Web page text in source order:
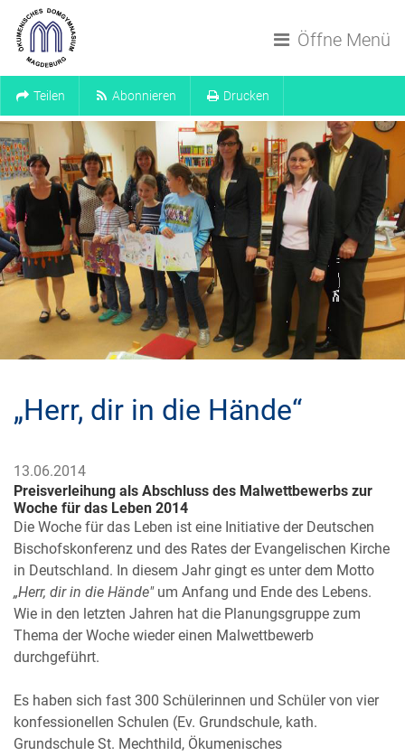
Öffne Menü
Teilen Abonnieren Drucken
„Herr, dir in die Hände“
13.06.2014
Preisverleihung als Abschluss des Malwettbewerbs zur
Woche für das Leben 2014
Die Woche für das Leben ist eine Initiative der Deutschen
Bischofskonferenz und des Rates der Evangelischen Kirche
in Deutschland. In diesem Jahr gingt es unter dem Motto
„Herr, dir in die Hände" um Anfang und Ende des Lebens.
Wie in den letzten Jahren hat die Planungsgruppe zum
Thema der Woche wieder einen Malwettbewerb
durchgeführt.
Es haben sich fast 300 Schülerinnen und Schüler von vier
konfessionellen Schulen (Ev. Grundschule, kath.
Grundschule St. Mechthild, Ökumenisches